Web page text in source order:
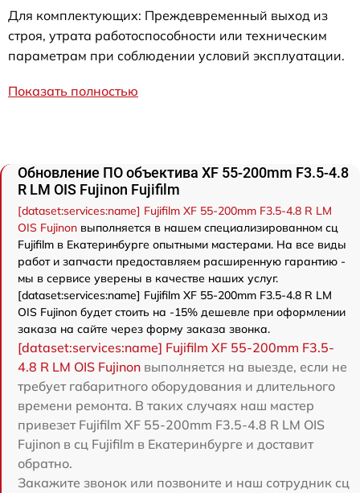
Для комплектующих: Преждевременный выход из
строя, утрата работоспособности или техническим
параметрам при соблюдении условий эксплуатации.
Показать полностью
Обновление ПО объектива XF 55-200mm F3.5-4.8
R LM OIS Fujinon Fujifilm
[dataset:services:name] Fujifilm XF 55-200mm F3.5-4.8 R LM
OIS Fujinon выполняется в нашем специализированном сц
Fujifilm в Екатеринбурге опытными мастерами. На все виды
работ и запчасти предоставляем расширенную гарантию -
мы в сервисе уверены в качестве наших услуг.
[dataset:services:name] Fujifilm XF 55-200mm F3.5-4.8 R LM
OIS Fujinon будет стоить на -15% дешевле при оформлении
заказа на сайте через форму заказа звонка.
[dataset:services:name] Fujifilm XF 55-200mm F3.5-
4.8 R LM OIS Fujinon выполняется на выезде, если не
требует габаритного оборудования и длительного
времени ремонта. В таких случаях наш мастер
привезет Fujifilm XF 55-200mm F3.5-4.8 R LM OIS
Fujinon в сц Fujifilm в Екатеринбурге и доставит
обратно.
Закажите звонок или позвоните и наш сотрудник сц